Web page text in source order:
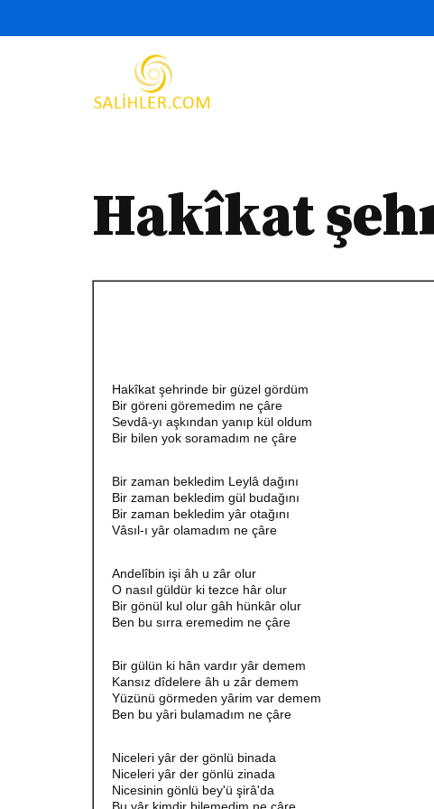
Hakîkat
Hakîkat şehrinde bir güzel gördüm
Bir göreni göremedim ne çâre
Sevdâ-yı aşkından yanıp kül oldum
Bir bilen yok soramadım ne çâre
Bir zaman bekledim Leylâ dağını
Bir zaman bekledim gül budağını
Bir zaman bekledim yâr otağını
Vâsıl-ı yâr olamadım ne çâre
Andelîbin işi âh u zâr olur
O nasıl güldür ki tezce hâr olur
Bir gönül kul olur gâh hünkâr olur
Ben bu sırra eremedim ne çâre
Bir gülün ki hân vardır yâr demem
Kansız dîdelere âh u zâr demem
Yüzünü görmeden yârim var demem
Ben bu yâri bulamadım ne çâre
Niceleri yâr der gönlü binada
Niceleri yâr der gönlü zinada
Nicesinin gönlü bey'ü şirâ'da